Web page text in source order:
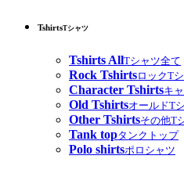
TshirtsTシャツ
Tshirts AllTシャツ全て
Rock TshirtsロックT
Character Tshirtsキ
Old TshirtsオールドT
Other Tshirtsその他T
Tank topタンクトップ
Polo shirtsポロシャツ